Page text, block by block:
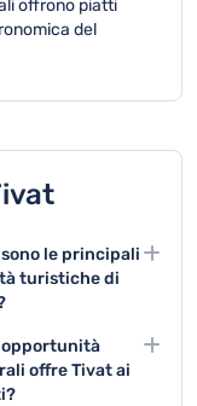
offrono piatti
del
le principali
turistiche di
principali
la visita di
opportunità
offre Tivat ai